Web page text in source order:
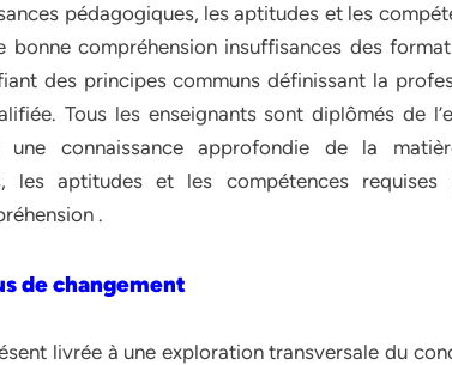
pédagogiques, les aptitudes et les
compréhension insuffisances des
des principes communs définissant la
Tous les enseignants sont diplômés de
une connaissance approfondie de la
les aptitudes et les compétences
.
de changement
livrée à une exploration transversale du